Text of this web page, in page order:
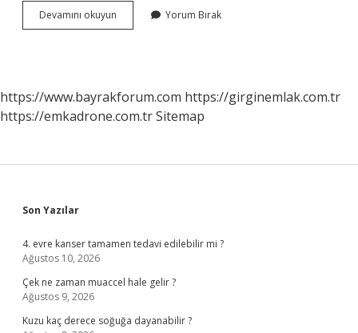
Devamını okuyun
Ilaç
Yorum Bırak
https://www.bayrakforum.com https://girginemlak.com.tr
https://emkadrone.com.trSitemap
Sidebar
Son Yazılar
4. evre kanser tamamen tedavi edilebilir mi ?
Ağustos 10, 2026
Çek ne zaman muaccel hale gelir ?
Ağustos 9, 2026
Kuzu kaç derece soğuğa dayanabilir ?